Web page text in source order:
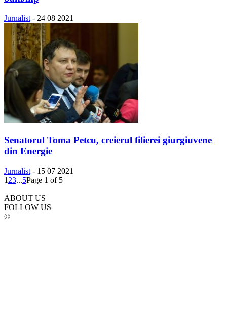
Jurnalist - 24 08 2021
Senatorul Toma Petcu, creierul filierei giurgiuvene
din Energie
Jurnalist - 15 07 2021
1 23...5Page 1 of 5
ABOUT US
FOLLOW US
©